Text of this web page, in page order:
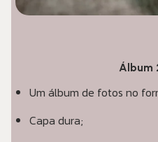
Álbum
Um álbum de fotos no
Capa dura;